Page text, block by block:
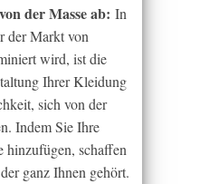
der Masse ab: In
der Markt von
wird, ist die
Ihrer Kleidung
sich von der
Indem Sie Ihre
hinzufügen, schaffen
ganz Ihnen gehört.